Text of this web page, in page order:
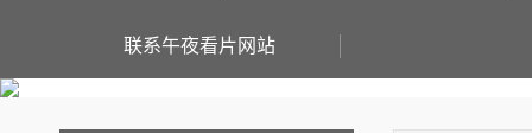
联系午夜看片网站